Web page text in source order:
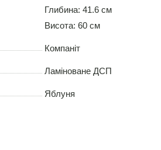
Глибина: 41.6 см
Висота: 60 см
Компаніт
Ламіноване ДСП
Яблуня